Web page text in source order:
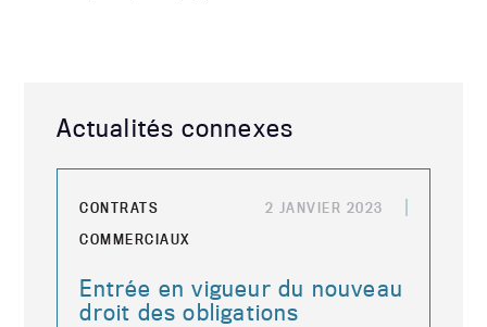
Actualités connexes
CONTRATS
COMMERCIAUX
2 JANVIER 2023
Entrée en vigueur du nouveau
droit des obligations